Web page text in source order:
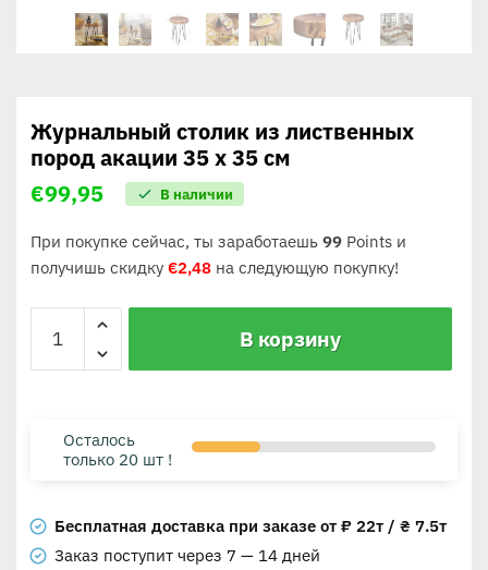
Журнальный столик из лиственных
пород акации 35 x 35 см
€99,95 В наличии
При покупке сейчас, ты заработаешь 99Points и
получишь скидку €2,48на следующую покупку!
В корзину
Осталось
только 20 шт !
Бесплатная доставка при заказе от ₽ 22т / ₴ 7.5т
Заказ поступит через 7 — 14 дней